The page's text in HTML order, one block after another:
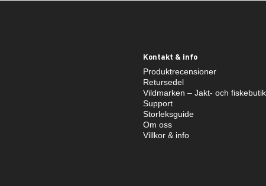
Kontakt & info
Produktrecensioner
Retursedel
Vildmarken – Jakt- och
Support
Storleksguide
Om oss
Villkor & info